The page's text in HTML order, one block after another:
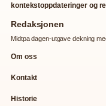
kontekstoppdateringer og
Redaksjonen
Midtpa dagen-utgave dekning
Om oss
Kontakt
Historie